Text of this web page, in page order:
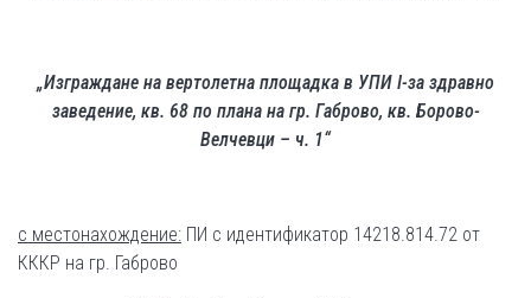
„Изграждане на вертолетна площадка в УПИ I-за здравно
заведение, кв. 68 по плана на гр. Габрово, кв. Борово-
Велчевци – ч. 1“
с местонахождение: ПИ с идентификатор 14218.814.72 от
КККР на гр. Габрово